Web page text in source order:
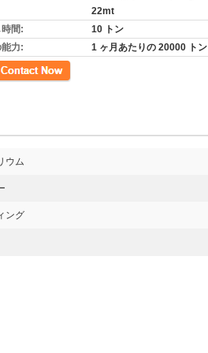
22mt
間:
10 トン
力:
1 ヶ月あたりの 20000 トン
ウム
ング